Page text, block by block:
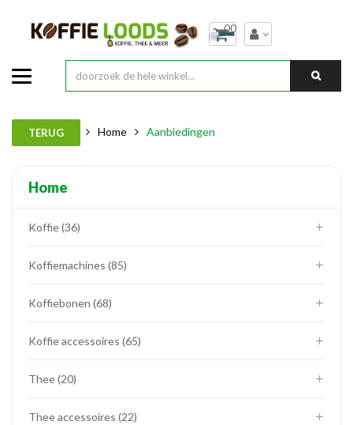
00
TERUG Home Aanbiedingen
Home
Koffie 36
Koffiemachines 85
Koffiebonen 68
Koffie accessoires 65
Thee 20
Thee accessoires 22